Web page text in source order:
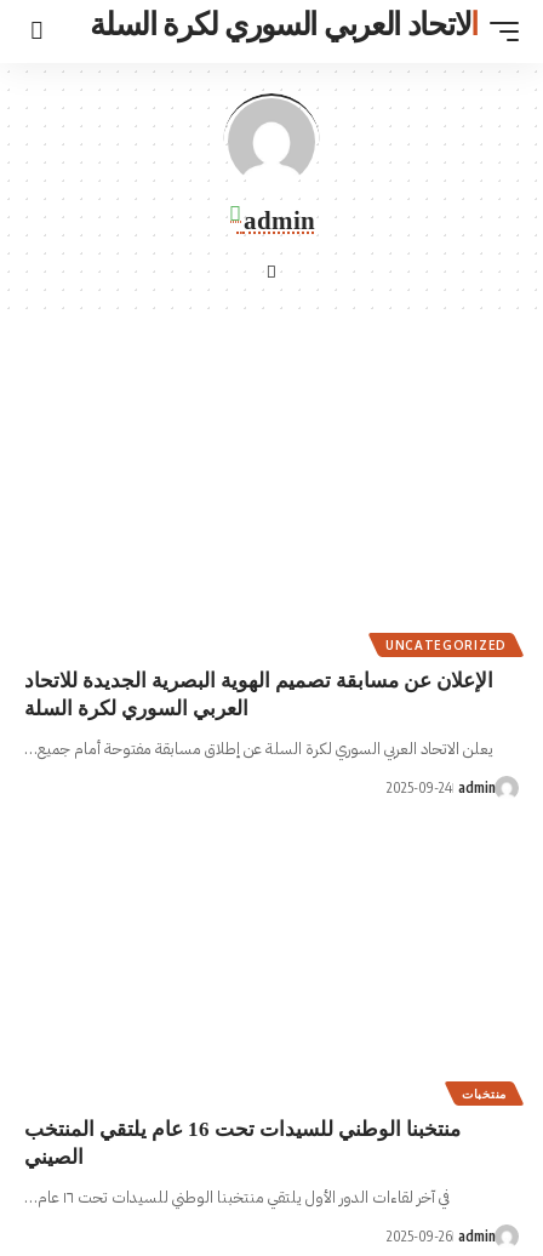
السوري لكرة السلة
admin
الهوية البصرية الجديدة للاتحاد
السلة عن إطلاق مسابقة مفتوحة أمام جميع…
منتخبنا الوطني للسيدات تحت 16 عام يلتقي المنتخب
يلتقي منتخبنا الوطني للسيدات تحت ١٦ عام…